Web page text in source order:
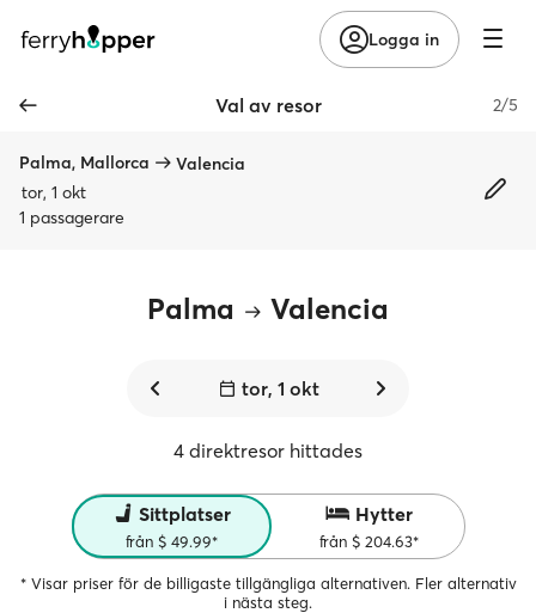
Logga in
Val av resor 2/5
Palma, Mallorca
Valencia
tor, 1 okt
1 passagerare
Palma Valencia
tor, 1 okt
4 direktresor hittades
Sittplatser
från $ 49.99*
Hytter
från $ 204.63*
* Visar priser för de billigaste tillgängliga alternativen. Fler alternativ
i nästa steg.